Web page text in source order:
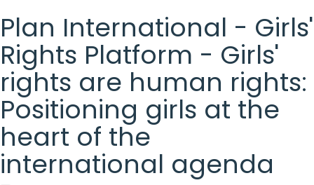
Plan International - Girls'
Rights Platform - Girls'
rights are human rights:
Positioning girls at the
heart of the
international agenda